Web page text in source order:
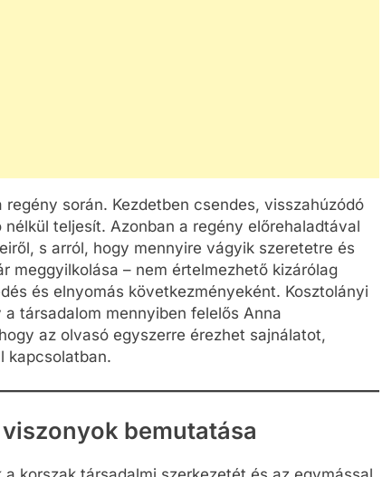
során. Kezdetben csendes, visszahúzódó
teljesít. Azonban a regény előrehaladtával
s arról, hogy mennyire vágyik szeretetre és
meggyilkolása – nem értelmezhető kizárólag
és elnyomás következményeként. Kosztolányi
társadalom mennyiben felelős Anna
az olvasó egyszerre érezhet sajnálatot,
kapcsolatban.
bemutatása